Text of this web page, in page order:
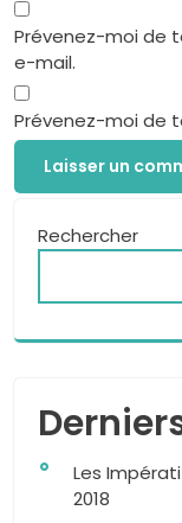
Prévenez-moi de
e-mail.
Prévenez-moi de
Rechercher
Les
2018